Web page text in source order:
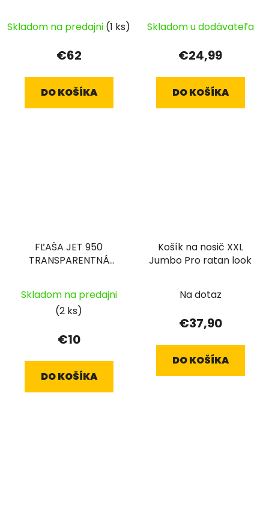
Skladom na predajni (1 ks)
€62
DO KOŠÍKA
Skladom u dodávateľa
€24,99
DO KOŠÍKA
FĽAŠA JET 950
TRANSPARENTNÁ
Skladom na predajni
(2 ks)
€10
DO KOŠÍKA
Košík na nosič XXL
Jumbo Pro ratan look
Na dotaz
€37,90
DO KOŠÍKA